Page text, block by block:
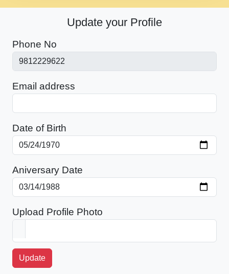
Update your Profile
Phone No
Email address
Date of Birth
Aniversary Date
Upload Profile Photo
Update